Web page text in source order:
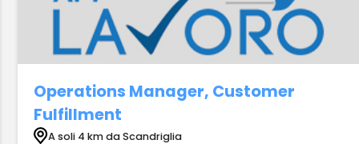
Operations Manager, Customer
Fulfillment
A soli 4 km da Scandriglia